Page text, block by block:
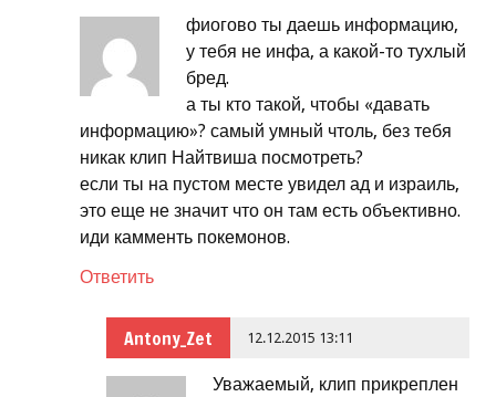
фиогово ты даешь информацию,
у тебя не инфа, а какой-то тухлый
бред.
а ты кто такой, чтобы «давать
информацию»? самый умный чтоль, без тебя
никак клип Найтвиша посмотреть?
если ты на пустом месте увидел ад и израиль,
это еще не значит что он там есть объективно.
иди камменть покемонов.
Ответить
Antony_Zet 12.12.2015 13:11
Уважаемый, клип прикреплен